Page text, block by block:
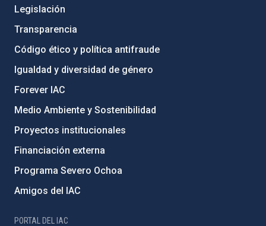
Legislación
Transparencia
Código ético y política antifraude
Igualdad y diversidad de género
Forever IAC
Medio Ambiente y Sostenibilidad
Proyectos institucionales
Financiación externa
Programa Severo Ochoa
Amigos del IAC
PORTAL DEL IAC